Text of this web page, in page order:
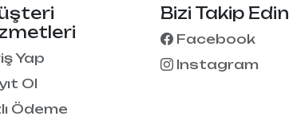
Yap
Ol
Ödeme
Bizi Takip Edin
Facebook
Instagram